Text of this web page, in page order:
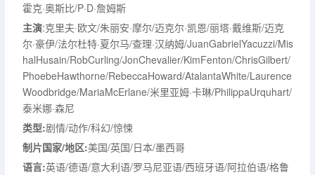
霍克·奥斯比/P·D·詹姆斯
主演:克里夫·欧文/朱丽安·摩尔/迈克尔·凯恩/丽塔·戴维斯/迈克
尔·豪伊/法尔杜特·夏尔马/查理·汉纳姆/JuanGabrielYacuzzi/Mis
halHusain/RobCurling/JonChevalier/KimFenton/ChrisGilbert/
PhoebeHawthorne/RebeccaHoward/AtalantaWhite/Laurence
Woodbridge/MariaMcErlane/米里亚姆·卡琳/PhilippaUrquhart/
泰米娜·森尼
类型:剧情/动作/科幻/惊悚
制片国家/地区:美国/英国/日本/墨西哥
语言:英语/德语/意大利语/罗马尼亚语/西班牙语/阿拉伯语/格鲁